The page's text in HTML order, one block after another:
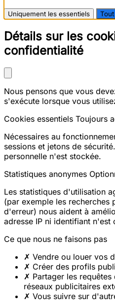
Uniquement les essentiels
Détails sur les
confidentialité
Nous pensons que vous
s'exécute lorsque vous
Cookies essentiels Toujours
Nécessaires au
sessions et jetons de
personnelle n'est stockée.
Statistiques anonymes
Les statistiques d'utilisation
(par exemple les recherches
d'erreur) nous aident à
adresse IP ni identifiant n'est
Ce que nous ne faisons pas
✗ Vendre ou louer vos
✗ Créer des profils
✗ Partager les
réseaux publicitaires
✗ Vous suivre sur